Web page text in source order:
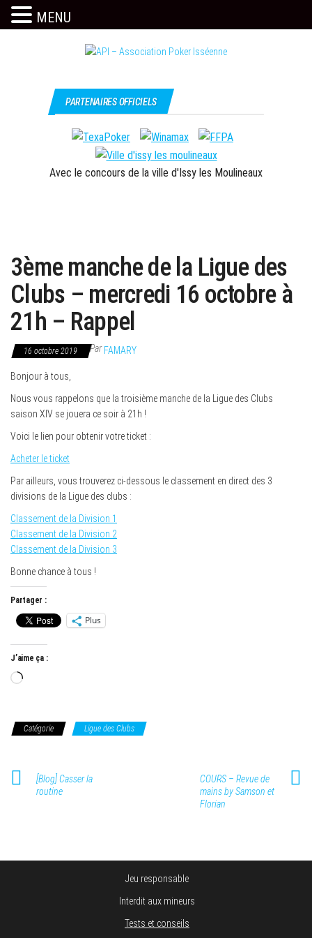
Association
Isséenne
c'est
l'API
PARTENAIRES OFFICIELS
Avec le concours de la ville d'Issy les Moulineaux
3ème manche de la Ligue des
Clubs – mercredi 16 octobre à
21h – Rappel
16 octobre 2019 ParFAMARY
Bonjour à tous,
Nous vous rappelons que la troisième manche de la Ligue des Clubs
saison XIV se jouera ce soir à 21h !
Voici le lien pour obtenir votre ticket :
Acheter le ticket
Par ailleurs, vous trouverez ci-dessous le classement en direct des 3
divisions de la Ligue des clubs :
Classement de la Division 1
Classement de la Division 2
Classement de la Division 3
Bonne chance à tous !
Partager :
Plus
J’aime ça :
Chargement…
Catégorie Ligue des Clubs
[Blog] Casser la
routine
COURS – Revue de
mains by Samson et
Florian
Jeu responsable
Interdit aux mineurs
Tests et conseils
MENU